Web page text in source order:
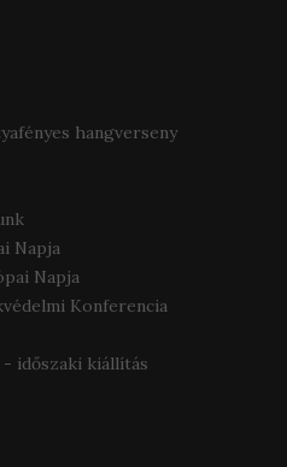
hangverseny
Napja
Napja
Konferencia
időszaki kiállítás